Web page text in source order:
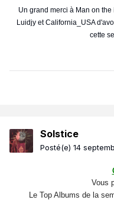
Un grand merci à Man on
Luidjy et California_USA
cette
Solstice
Posté(e) 14
Vous
Le Top Albums de la